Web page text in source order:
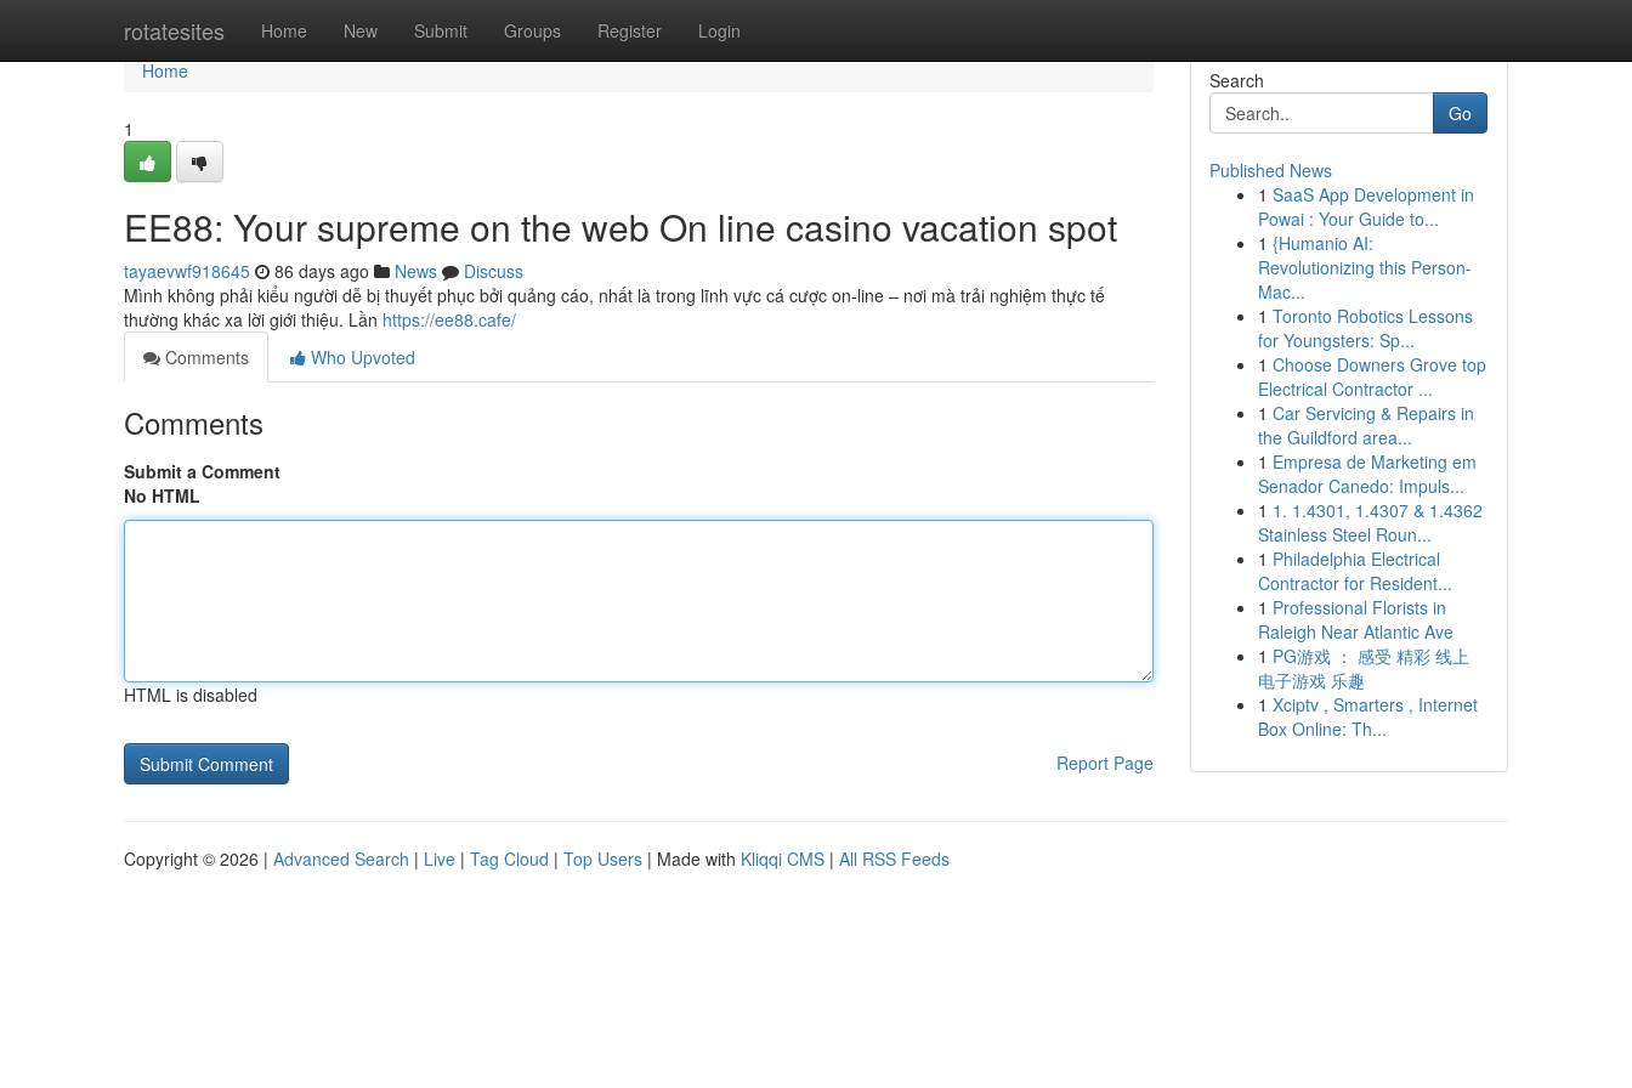
rotatesites Home New Submit Groups Register Login
Home
Home
1
EE88: Your supreme on the web On line casino vacation spot
tayaevwf918645 86 days ago News
Discuss
Mình không phải kiểu người dễ bị thuyết phục bởi quảng cáo, nhất là trong lĩnh vực cá cược on-line – nơi mà trải nghiệm thực tế
thường khác xa lời giới thiệu. Lần https://ee88.cafe/
Comments
Who Upvoted
Comments
Submit a Comment
No HTML
HTML is disabled
Report Page
Search
Go
Published News
1 SaaS App Development in
Powai : Your Guide to...
1 {Humanio AI:
Revolutionizing this Person-
Mac...
1 Toronto Robotics Lessons
for Youngsters: Sp...
1 Choose Downers Grove top
Electrical Contractor ...
1 Car Servicing & Repairs in
the Guildford area...
1 Empresa de Marketing em
Senador Canedo: Impuls...
1 1. 1.4301, 1.4307 & 1.4362
Stainless Steel Roun...
1 Philadelphia Electrical
Contractor for Resident...
1 Professional Florists in
Raleigh Near Atlantic Ave
1 PG游戏 ： 感受 精彩 线上
电子游戏 乐趣
1 Xciptv , Smarters , Internet
Box Online: Th...
Copyright © 2026 | Advanced Search | Live | Tag Cloud | Top Users | Made with Kliqqi CMS | All RSS Feeds